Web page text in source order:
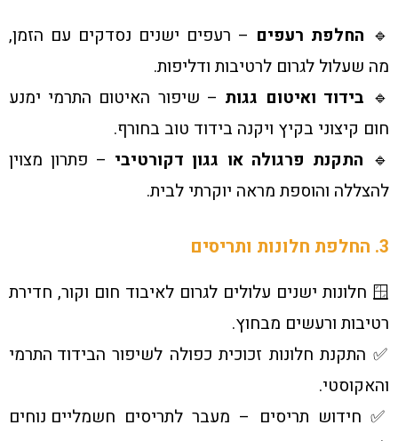
🔹 החלפת רעפים – רעפים ישנים נסדקים עם הזמן,
מה שעלול לגרום לרטיבות ודליפות.
🔹 בידוד ואיטום גגות – שיפור האיטום התרמי ימנע
חום קיצוני בקיץ ויקנה בידוד טוב בחורף.
🔹 התקנת פרגולה או גגון דקורטיבי – פתרון מצוין
להצללה והוספת מראה יוקרתי לבית.
3. החלפת חלונות ותריסים
🪟 חלונות ישנים עלולים לגרום לאיבוד חום וקור, חדירת
רטיבות ורעשים מבחוץ.
✅ התקנת חלונות זכוכית כפולה לשיפור הבידוד התרמי
והאקוסטי.
✅ חידוש תריסים – מעבר לתריסים חשמליים נוחים